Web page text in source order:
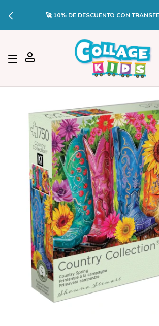
🚀 10% DE DESCUENTO CON